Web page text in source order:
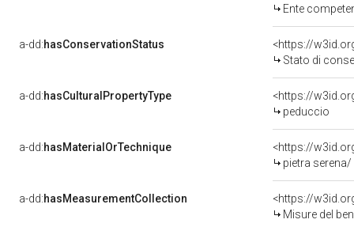
Ente competente per
a-dd:hasConservationStatus
<https://
Stato di
a-dd:hasCulturalPropertyType
<https://
peduccio
a-dd:hasMaterialOrTechnique
<https://
pietra
a-dd:hasMeasurementCollection
<https://
Misure del